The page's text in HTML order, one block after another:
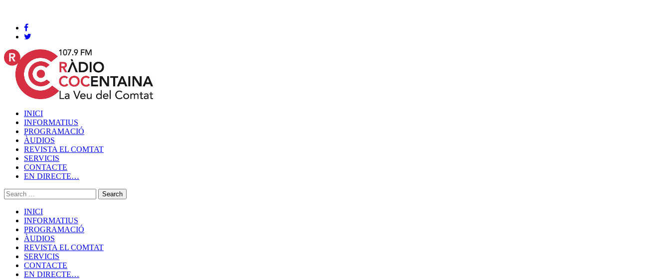
INICI
INFORMATIUS
PROGRAMACIÓ
ÀUDIOS
REVISTA EL COMTAT
SERVICIS
CONTACTE
EN DIRECTE…
INICI
INFORMATIUS
PROGRAMACIÓ
ÀUDIOS
REVISTA EL COMTAT
SERVICIS
CONTACTE
EN DIRECTE…